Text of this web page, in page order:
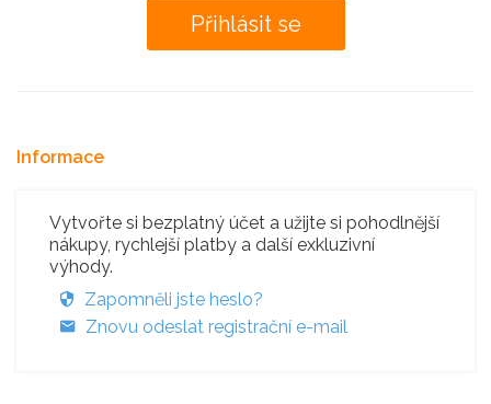
Informace
Vytvořte si bezplatný účet a užijte si pohodlnější
nákupy, rychlejší platby a další exkluzivní
výhody.
Zapomněli jste heslo?
Znovu odeslat registrační e-mail